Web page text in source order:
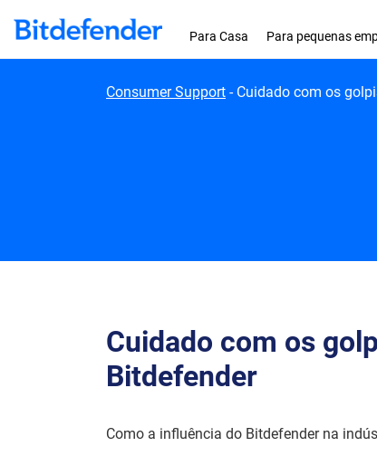
Skip to content
Para Casa Para pequenas
Consumer Support - Cuidado com os
Cuidado com os
Bitdefender
Como a influência do Bitdefender na